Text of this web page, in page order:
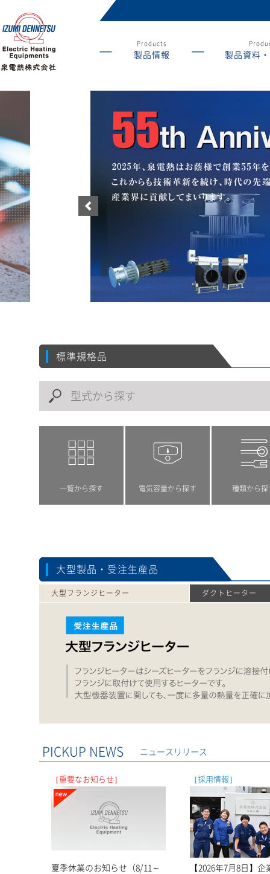
式会社
Products
製品情報 製品資料
標準規格品
一覧から探す 電気容量から探す 種類から探
大型製品・受注生産品
大型フランジヒーター ダクトヒーター
PICKUP NEWS ニュースリリース
［重要なお知らせ］
夏季休業のお知らせ（8/11～
［採用情報］
【2026年7月8日】